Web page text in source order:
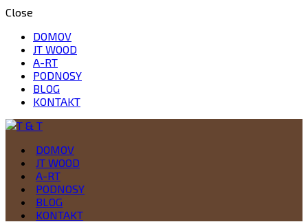
Close
DOMOV
JT WOOD
A-RT
PODNOSY
BLOG
KONTAKT
T & T
Drevo je naša vášeň
DOMOV
JT WOOD
A-RT
PODNOSY
BLOG
KONTAKT